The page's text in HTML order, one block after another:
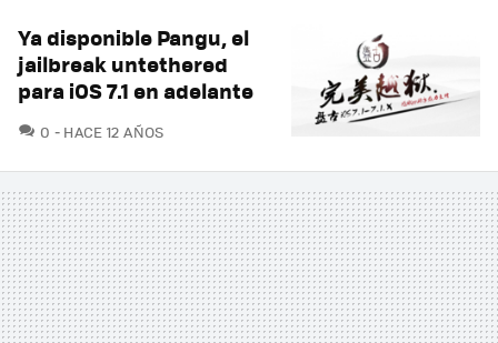
Ya disponible Pangu, el
jailbreak untethered
para iOS 7.1 en adelante
0 COMENTARIOS
HACE 12 AÑOS